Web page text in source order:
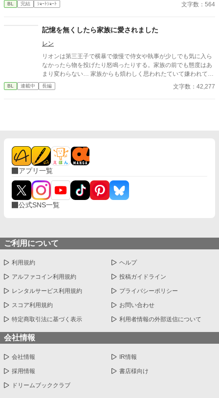
かアンタらも？ ……ってあれ、なんかめちゃくちゃ囲われてな
されちゃってた受けの話。 ※別名義で連載していた作品になりま
す。 (名義を統合しこちらに移動することになりました)
BL 完結 ｼｮｰﾄｼｮｰﾄ 文字数：564
記憶を無くしたら家族に愛されました
レン
リオンは第三王子で横暴で傲慢で侍女や執事が少しでも気に入ら
なかったら物を投げたり怒鳴ったりする。家族の前でも態度はあ
まり変わらない… 家族からも煩わしく思われたていて嫌われてい
た… そんなある日階段から落ちて意識をなくした…数日後目を覚
ましたらリオンの様子がいつもと違くて…
BL 連載中 長編 文字数：42,277
アプリ一覧
公式SNS一覧
ご利用について
利用規約 ヘルプ
アルファコイン利用規約 投稿ガイドライン
レンタルサービス利用規約 プライバシーポリシー
スコア利用規約 お問い合わせ
特定商取引法に基づく表示 利用者情報の外部送信について
会社情報
会社情報 IR情報
採用情報 書店様向け
ドリームブッククラブ